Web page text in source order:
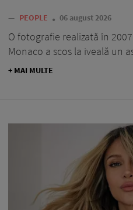
— PEOPLE 06 august 2026
O fotografie realizată în
Monaco a scos la iveală un
+ MAI MULTE